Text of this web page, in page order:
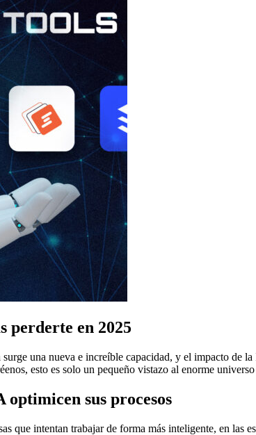
perderte en 2025
una nueva e increíble capacidad, y el impacto de
esto es solo un pequeño vistazo al enorme
sus procesos
intentan trabajar de forma más inteligente, en las